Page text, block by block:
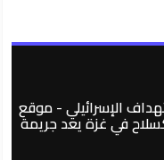
الإسرائيلي - موقع
في غزة يعد جريمة